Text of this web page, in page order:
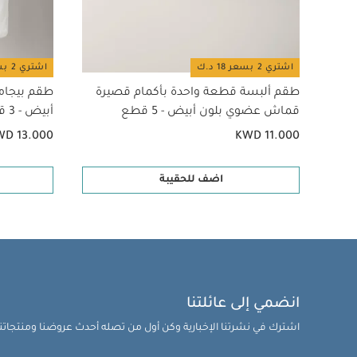
وغطاء الحماية من
تعليمات
معينة في بلدان
الولادة وحتى وزن 15 كغم.
الاستخدام في
المعلومات يرجى
أبيض - 3 قطع
عربة
اشتري 2 بسعر 18 د.ك
طقم ألبسة قطعة واحدة بأكمام قصيرة
قماش عضوي بلون أبيض - 5 قطع
KWD 11.000
اضف للحقيبة
اشتري 2 بسعر 18 د.ك
طقم
أبيض - 3 قطع
13.000
انضمي إلى عائلتنا
اشترك في نشرتنا الإخبارية وكن أول من تصله أحدث عروضنا